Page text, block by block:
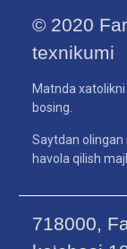
© 2020
texnikumi
Matnda xatolikni
bosing.
Saytdan
havola qilish
718000,